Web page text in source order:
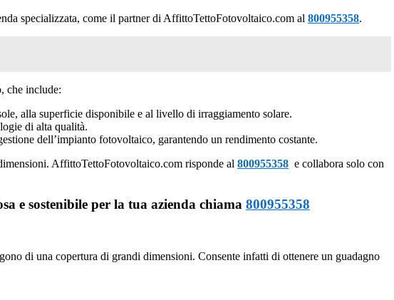
specializzata, come il partner di AffittoTettoFotovoltaico.com al 800955358.
che include:
alla superficie disponibile e al livello di irraggiamento solare.
di alta qualità.
dell’impianto fotovoltaico, garantendo un rendimento costante.
AffittoTettoFotovoltaico.com risponde al 800955358 e collabora solo con
e sostenibile per la tua azienda chiama 800955358
di una copertura di grandi dimensioni. Consente infatti di ottenere un guadagno